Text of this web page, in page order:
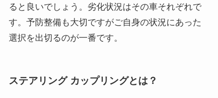
ると良いでしょう。劣化状況はその車それぞれで
す。予防整備も大切ですがご自身の状況にあった
選択を出切るのが一番です。
ステアリング カップリングとは？